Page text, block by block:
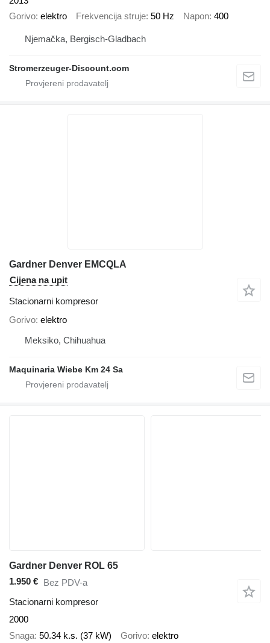
Gorivo elektro Frekvencija struje 50 Hz Napon 400
Njemačka, Bergisch-Gladbach
Stromerzeuger-Discount.com
Gardner Denver EMCQLA
Cijena na upit
Stacionarni kompresor
Gorivo elektro
Meksiko, Chihuahua
Maquinaria Wiebe Km 24 Sa
Gardner Denver ROL 65
1.950 € Bez PDV-a
Stacionarni kompresor
2000
Snaga 50.34 k.s. (37 kW) Gorivo elektro